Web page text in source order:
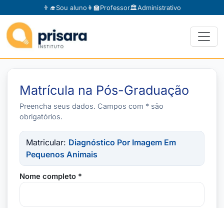
👨‍🎓Sou aluno 👩‍🏫Professor🏛️Administrativo
Matrícula na Pós-Graduação
Preencha seus dados. Campos com * são
obrigatórios.
Matricular: Diagnóstico Por Imagem Em
Pequenos Animais
Nome completo *